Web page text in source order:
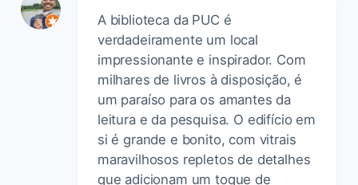
A biblioteca da PUC é
verdadeiramente um local
impressionante e inspirador. Com
milhares de livros à disposição, é
um paraíso para os amantes da
leitura e da pesquisa. O edifício em
si é grande e bonito, com vitrais
maravilhosos repletos de detalhes
que adicionam um toque de